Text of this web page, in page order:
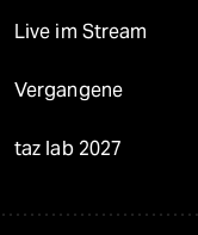
Live im Stream
Vergangene
taz lab 2027